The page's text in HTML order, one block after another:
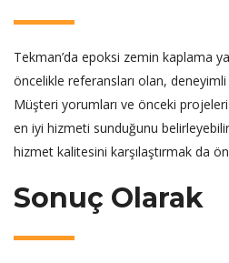
Tekman’da epoksi zemin kaplama
öncelikle referansları olan, deneyimli
Müşteri yorumları ve önceki
en iyi hizmeti sunduğunu
hizmet kalitesini karşılaştırmak da
Sonuç Olarak